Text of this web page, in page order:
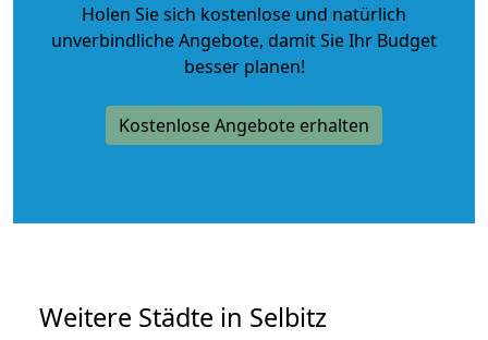
Holen Sie sich kostenlose und natürlich
unverbindliche Angebote, damit Sie Ihr Budget
besser planen!
Kostenlose Angebote erhalten
Weitere Städte in Selbitz